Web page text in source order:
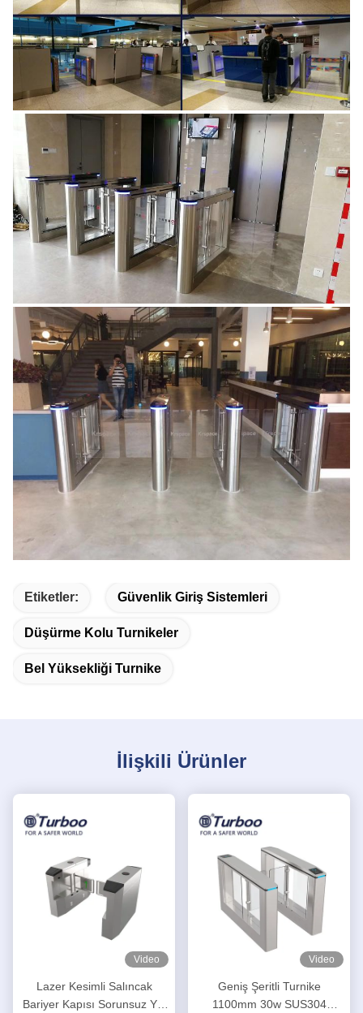
Etiketler: Güvenlik Giriş Sistemleri
Düşürme Kolu Turnikeler
Bel Yüksekliği Turnike
İlişkili Ürünler
Video
Lazer Kesimli Salıncak
Bariyer Kapısı Sorunsuz Yol
Video
Geniş Şeritli Turnike
1100mm 30w SUS304